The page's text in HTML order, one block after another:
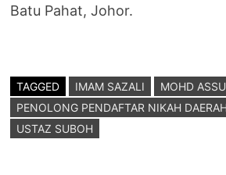
Batu Pahat, Johor.
TAGGED IMAM SAZALI
MOHD
PENOLONG PENDAFTAR NIKAH
USTAZ SUBOH